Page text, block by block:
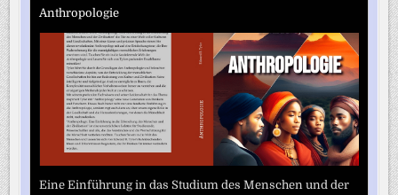
Anthropologie
Eine Einführung in das Studium des Menschen und der